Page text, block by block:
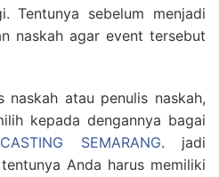
Tentunya sebelum menjadi
naskah agar event tersebut
naskah atau penulis naskah,
kepada dengannya bagai
SEMARANG. jadi
Anda harus memiliki